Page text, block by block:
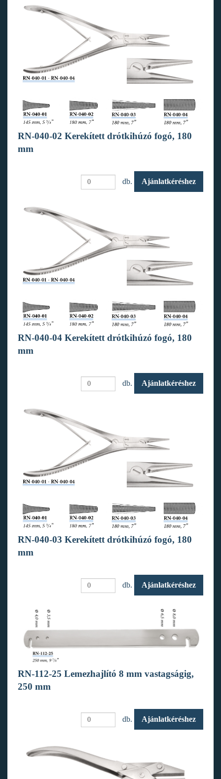
RN-040-02 Kerekített drótkihúzó fogó, 180
mm
db. Ajánlatkéréshez
RN-040-04 Kerekített drótkihúzó fogó, 180
mm
db. Ajánlatkéréshez
RN-040-03 Kerekített drótkihúzó fogó, 180
mm
db. Ajánlatkéréshez
RN-112-25 Lemezhajlító 8 mm vastagságig,
250 mm
db. Ajánlatkéréshez